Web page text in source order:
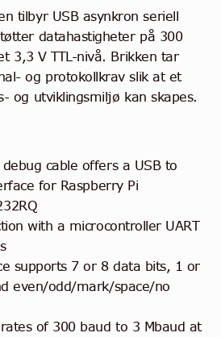
tilbyr USB asynkron seriell
datahastigheter på 300
3,3 V TTL-nivå. Brikken tar
og protokollkrav slik at et
og utviklingsmiljø kan skapes.
debug cable offers a USB to
for Raspberry Pi
with a microcontroller UART
supports 7 or 8 data bits, 1 or
even/odd/mark/space/no
of 300 baud to 3 Mbaud at